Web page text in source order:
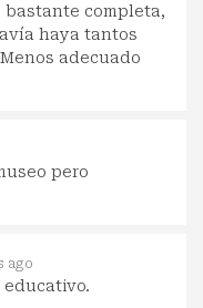
completa,
haya tantos
adecuado
pero
ago
educativo.